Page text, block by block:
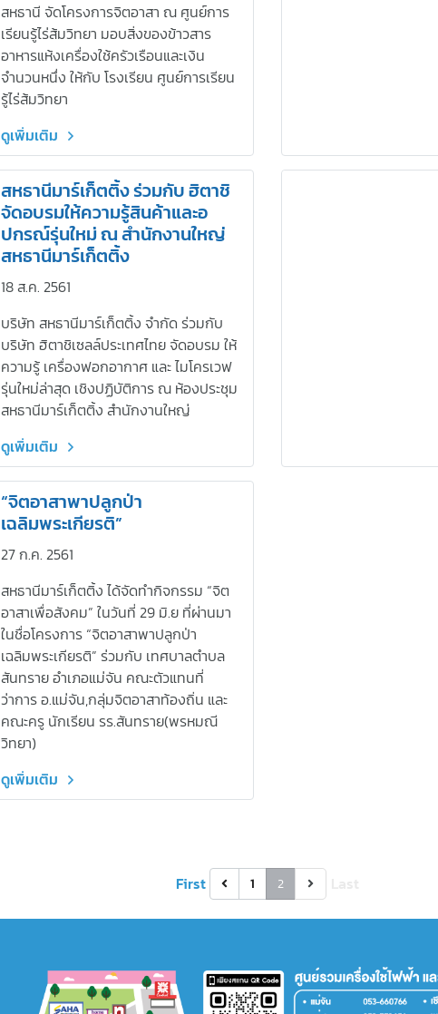
สหธานี จัดโครงการจิตอาสา ณ ศูนย์การ
เรียนรู้ไร่ส้มวิทยา มอบสิ่งของข้าวสาร
อาหารแห้งเครื่องใช้ครัวเรือนและเงิน
จำนวนหนึ่ง ให้กับ โรงเรียน ศูนย์การเรียน
รู้ไร่ส้มวิทยา
ดูเพิ่มเติม
สหธานีมาร์เก็ตติ้ง ร่วมกับ ฮิตาชิ
จัดอบรมให้ความรู้สินค้าและอ
ปกรณ์รุ่นใหม่ ณ สำนักงานใหญ่
สหธานีมาร์เก็ตติ้ง
18 ส.ค. 2561
บริษัท สหธานีมาร์เก็ตติ้ง จำกัด ร่วมกับ
บริษัท ฮิตาชิเซลล์ประเทศไทย จัดอบรม ให้
ความรู้ เครื่องฟอกอากาศ และ ไมโครเวฟ
รุ่นใหม่ล่าสุด เชิงปฏิบัติการ ณ ห้องประชุม
สหธานีมาร์เก็ตติ้ง สำนักงานใหญ่
ดูเพิ่มเติม
“จิตอาสาพาปลูกป่า
เฉลิมพระเกียรติ”
27 ก.ค. 2561
สหธานีมาร์เก็ตติ้ง ได้จัดทำกิจกรรม “จิต
อาสาเพื่อสังคม” ในวันที่ 29 มิ.ย ที่ผ่านมา
ในชื่อโครงการ “จิตอาสาพาปลูกป่า
เฉลิมพระเกียรติ” ร่วมกับ เทศบาลตำบล
สันทราย อำเภอแม่จัน คณะตัวแทนที่
ว่าการ อ.แม่จัน,กลุ่มจิตอาสาท้องถิ่น และ
คณะครู นักเรียน รร.สันทราย(พรหมณี
วิทยา)
ดูเพิ่มเติม
First 1 2